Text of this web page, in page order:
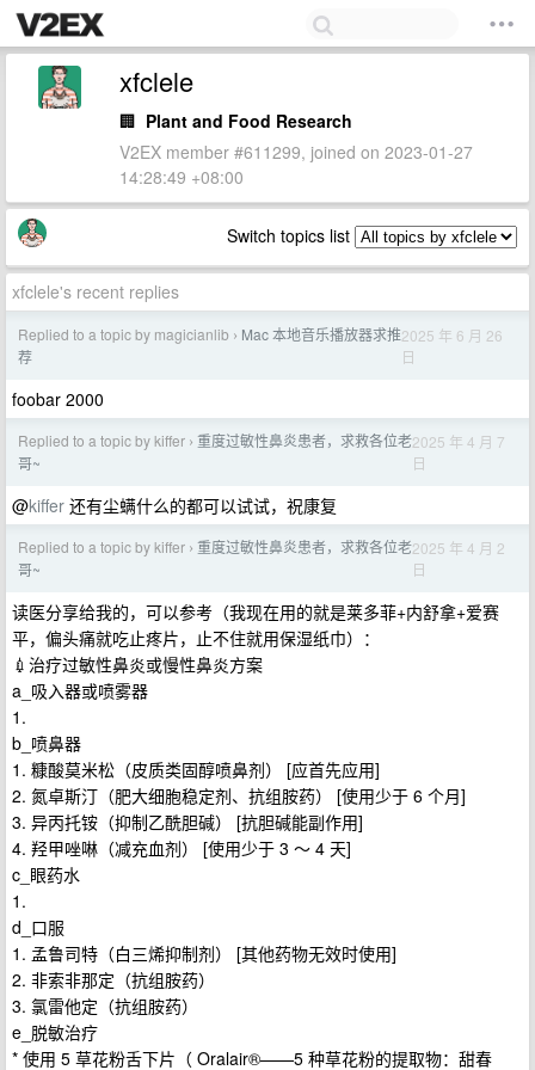
xfclele
🏢 Plant and Food Research
V2EX member #611299, joined on 2023-01-27
14:28:49 +08:00
Switch topics list
xfclele's recent replies
Replied to a topic by magicianlib › Mac 本地音乐播放器求推
荐
2025 年 6 月 26
日
foobar 2000
Replied to a topic by kiffer › 重度过敏性鼻炎患者，求救各位老
哥~
2025 年 4 月 7
日
@kiffer 还有尘螨什么的都可以试试，祝康复
Replied to a topic by kiffer › 重度过敏性鼻炎患者，求救各位老
哥~
2025 年 4 月 2
日
读医分享给我的，可以参考（我现在用的就是莱多菲+内舒拿+爱赛
平，偏头痛就吃止疼片，止不住就用保湿纸巾）：
💉治疗过敏性鼻炎或慢性鼻炎方案
a_吸入器或喷雾器
1.
b_喷鼻器
1. 糠酸莫米松（皮质类固醇喷鼻剂） [应首先应用]
2. 氮卓斯汀（肥大细胞稳定剂、抗组胺药） [使用少于 6 个月]
3. 异丙托铵（抑制乙酰胆碱） [抗胆碱能副作用]
4. 羟甲唑啉（减充血剂） [使用少于 3 ～ 4 天]
c_眼药水
1.
d_口服
1. 孟鲁司特（白三烯抑制剂） [其他药物无效时使用]
2. 非索非那定（抗组胺药）
3. 氯雷他定（抗组胺药）
e_脱敏治疗
* 使用 5 草花粉舌下片（ Oralair®——5 种草花粉的提取物：甜春